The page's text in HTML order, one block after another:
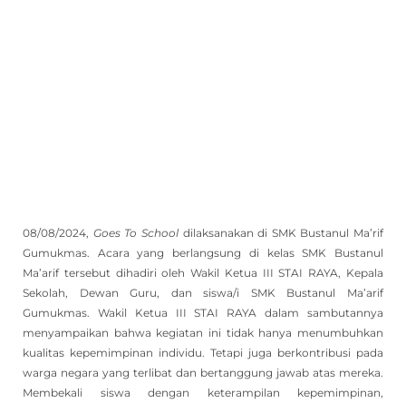
08/08/2024, Goes To School dilaksanakan di SMK Bustanul Ma’rif
Gumukmas. Acara yang berlangsung di kelas SMK Bustanul
Ma’arif tersebut dihadiri oleh Wakil Ketua III STAI RAYA, Kepala
Sekolah, Dewan Guru, dan siswa/i SMK Bustanul Ma’arif
Gumukmas. Wakil Ketua III STAI RAYA dalam sambutannya
menyampaikan bahwa kegiatan ini tidak hanya menumbuhkan
kualitas kepemimpinan individu. Tetapi juga berkontribusi pada
warga negara yang terlibat dan bertanggung jawab atas mereka.
Membekali siswa dengan keterampilan kepemimpinan,